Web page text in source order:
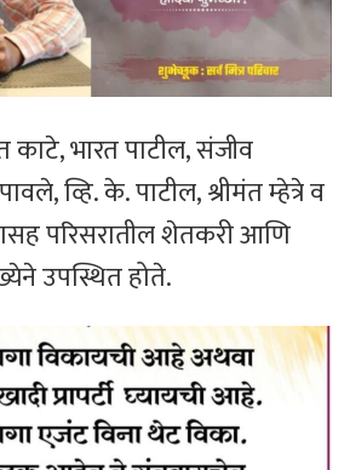
काटे, भारत पाटील, संजीव
व्हि. के. पाटील, श्रीमंत म्हेत्रे व
परिसरातील शेतकरी आणि
उपस्थित होते.